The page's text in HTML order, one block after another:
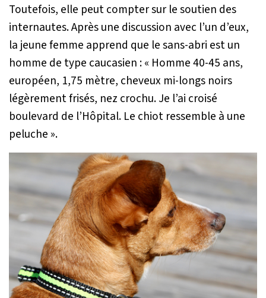
Toutefois, elle peut compter sur le soutien des
internautes. Après une discussion avec l’un d’eux,
la jeune femme apprend que le sans-abri est un
homme de type caucasien :« Homme 40-45 ans,
européen, 1,75 mètre, cheveux mi-longs noirs
légèrement frisés, nez crochu. Je l’ai croisé
boulevard de l’Hôpital. Le chiot ressemble à une
peluche ».